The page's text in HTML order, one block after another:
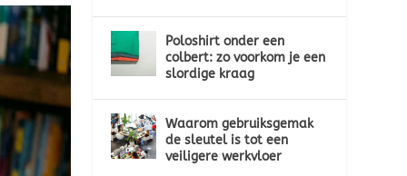
Poloshirt onder een
colbert: zo voorkom je een
slordige kraag
Waarom gebruiksgemak
de sleutel is tot een
veiligere werkvloer